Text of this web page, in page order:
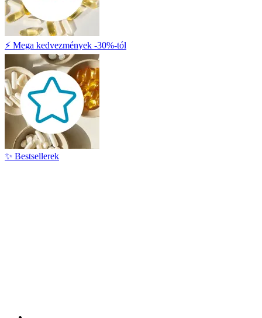
⚡ Mega kedvezmények -30%-tól
✨ Bestsellerek